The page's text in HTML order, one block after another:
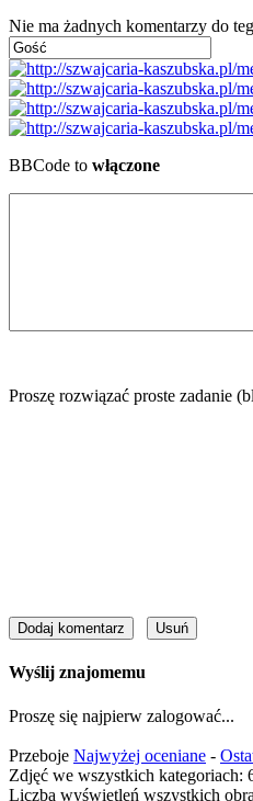
Nie ma żadnych komentarzy do
BBCode to włączone
Proszę rozwiązać proste zadanie
Wyślij znajomemu
Proszę się najpierw zalogować...
Przeboje Najwyżej oceniane -
Zdjęć we wszystkich kategoriach:
Liczba wyświetleń wszystkich